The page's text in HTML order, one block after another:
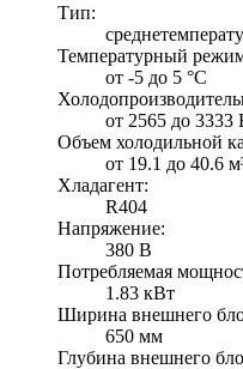
Тип:
Температурный
от -5 до 5 °C
от 2565 до 3333
Объем холодильной
от 19.1 до 40.6
Хладагент:
R404
Напряжение:
380 В
Потребляемая
1.83 кВт
Ширина внешнего
650 мм
Глубина внешнего